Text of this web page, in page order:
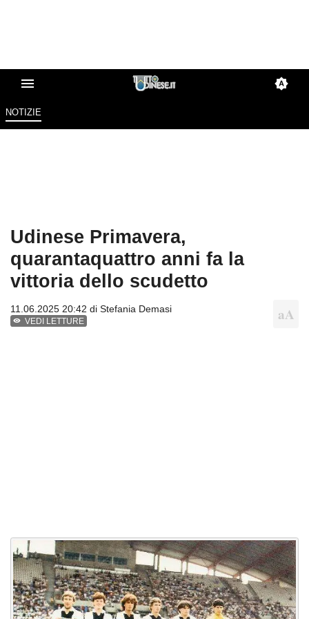
NOTIZIE
Udinese Primavera,
quarantaquattro anni fa la
vittoria dello scudetto
11.06.2025 20:42 di Stefania Demasi
VEDI LETTURE